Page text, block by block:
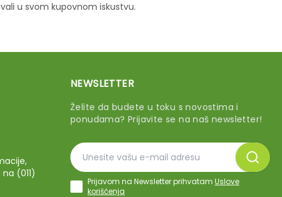
u svom kupovnom iskustvu.
(011)
NEWSLETTER
Želite da budete u toku s novostima i
ponudama? Prijavite se na naš newsletter!
Prijavom na Newsletter prihvatam Uslove
korišćenja